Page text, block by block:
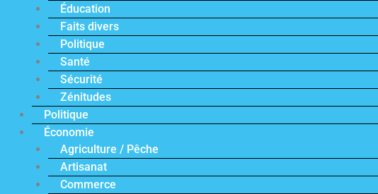
Éducation
Faits divers
Politique
Santé
Sécurité
Zénitudes
Politique
Économie
Agriculture / Pêche
Artisanat
Commerce